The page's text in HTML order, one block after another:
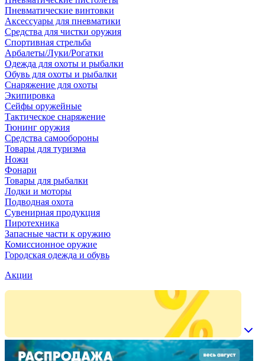
Пневматические винтовки
Аксессуары для пневматики
Средства для чистки оружия
Спортивная стрельба
Арбалеты/Луки/Рогатки
Одежда для охоты и рыбалки
Обувь для охоты и рыбалки
Снаряжение для охоты
Экипировка
Сейфы оружейные
Тактическое снаряжение
Тюнинг оружия
Средства самообороны
Товары для туризма
Ножи
Фонари
Товары для рыбалки
Лодки и моторы
Подводная охота
Сувенирная продукция
Пиротехника
Запасные части к оружию
Комиссионное оружие
Городская одежда и обувь
Акции